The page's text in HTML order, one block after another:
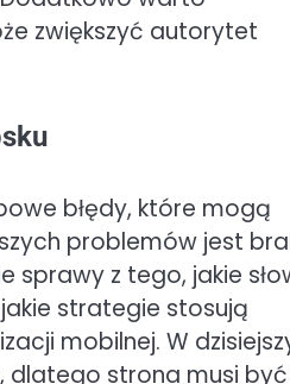
zwiększyć autorytet
błędy, które mogą
problemów jest
sprawy z tego, jakie
strategie stosują
mobilnej. W
dlatego strona musi być